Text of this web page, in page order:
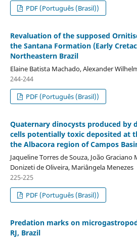
PDF (Português (Brasil))
Revaluation of the supposed
the Santana Formation (Early
Northeastern Brazil
Elaine Batista Machado, Alexander
244-244
PDF (Português (Brasil))
Quaternary dinocysts produced by
cells potentially toxic deposited at
the Albacora region of Campos
Jaqueline Torres de Souza, João
Donizeti de Oliveira, Mariângela Menezes
225-225
PDF (Português (Brasil))
Predation marks on
RJ, Brazil